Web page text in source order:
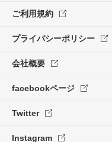
ご利用規約
プライバシーポリシー
会社概要
facebookページ
Twitter
Instagram